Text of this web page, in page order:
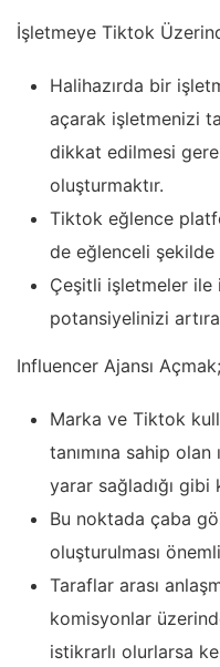
İşletmeye Tiktok
Halihazırda bir
açarak işletmenizi
dikkat edilmesi
oluşturmaktır.
Tiktok eğlence
de eğlenceli şekilde
Çeşitli işletmeler ile
potansiyelinizi
Influencer Ajansı Açmak;
Marka ve Tiktok
tanımına sahip
yarar sağladığı gibi
Bu noktada çaba
oluşturulması
Taraflar arası
komisyonlar
istikrarlı olurlarsa